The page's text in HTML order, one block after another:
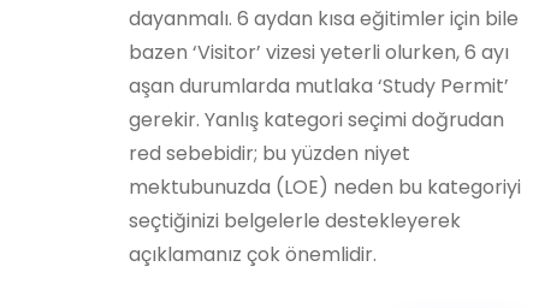
dayanmalı. 6 aydan kısa eğitimler için bile
bazen ‘Visitor’ vizesi yeterli olurken, 6 ayı
aşan durumlarda mutlaka ‘Study Permit’
gerekir. Yanlış kategori seçimi doğrudan
red sebebidir; bu yüzden niyet
mektubunuzda (LOE) neden bu kategoriyi
seçtiğinizi belgelerle destekleyerek
açıklamanız çok önemlidir.